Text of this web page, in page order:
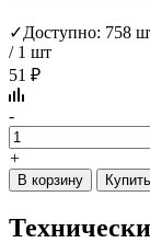
✓Доступно: 758
/ 1 шт
51 ₽
-
+
В корзину